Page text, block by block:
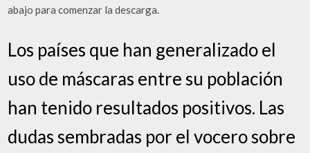
abajo para comenzar la descarga.
Los países que han generalizado el
uso de máscaras entre su población
han tenido resultados positivos. Las
dudas sembradas por el vocero sobre